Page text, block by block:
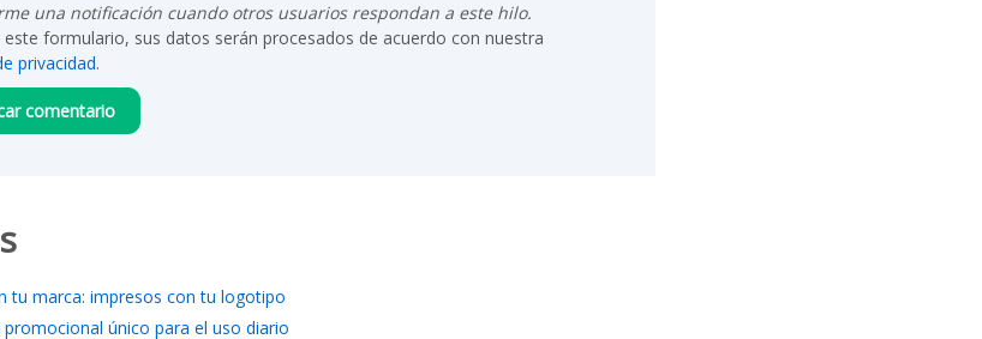
una notificación cuando otros usuarios respondan a este hilo.
este formulario, sus datos serán procesados de acuerdo con nuestra
privacidad.
tu marca: impresos con tu logotipo
único para el uso diario